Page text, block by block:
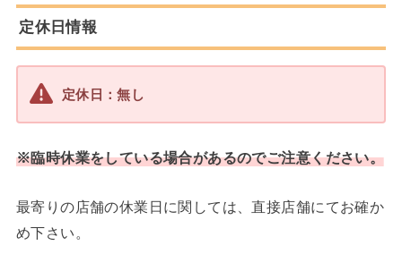
定休日情報
定休日：無し
※臨時休業をしている場合があるのでご注意ください。
最寄りの店舗の休業日に関しては、直接店舗にてお確か
め下さい。